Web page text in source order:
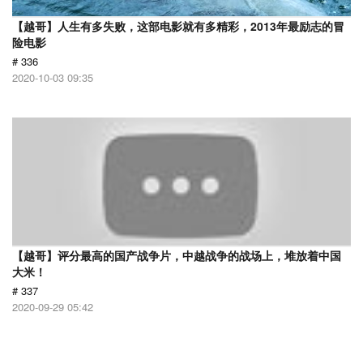
【越哥】人生有多失败，这部电影就有多精彩，2013年最励志的冒
险电影
# 336
2020-10-03 09:35
【越哥】评分最高的国产战争片，中越战争的战场上，堆放着中国
大米！
# 337
2020-09-29 05:42